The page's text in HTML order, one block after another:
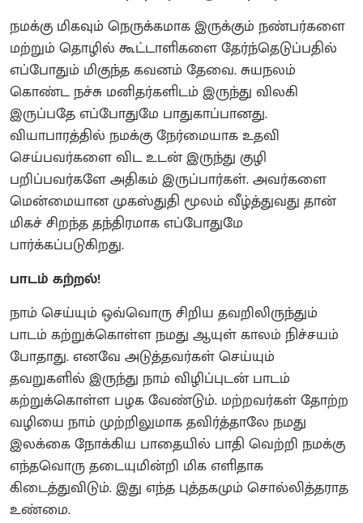
நமக்கு மிகவும் நெருக்கமாக இருக்கும் நண்பர்களை
மற்றும் தொழில் கூட்டாளிகளை தேர்ந்தெடுப்பதில்
எப்போதும் மிகுந்த கவனம் தேவை. சுயநலம்
கொண்ட நச்சு மனிதர்களிடம் இருந்து விலகி
இருப்பதே எப்போதுமே பாதுகாப்பானது.
வியாபாரத்தில் நமக்கு நேர்மையாக உதவி
செய்பவர்களை விட உடன் இருந்து குழி
பறிப்பவர்களே அதிகம் இருப்பார்கள். அவர்களை
மென்மையான முகஸ்துதி மூலம் வீழ்த்துவது தான்
மிகச் சிறந்த தந்திரமாக எப்போதுமே
பார்க்கப்படுகிறது.
பாடம் கற்றல்!
நாம் செய்யும் ஒவ்வொரு சிறிய தவறிலிருந்தும்
பாடம் கற்றுக்கொள்ள நமது ஆயுள் காலம் நிச்சயம்
போதாது. எனவே அடுத்தவர்கள் செய்யும்
தவறுகளில் இருந்து நாம் விழிப்புடன் பாடம்
கற்றுக்கொள்ள பழக வேண்டும். மற்றவர்கள் தோற்ற
வழியை நாம் முற்றிலுமாக தவிர்த்தாலே நமது
இலக்கை நோக்கிய பாதையில் பாதி வெற்றி நமக்கு
எந்தவொரு தடையுமின்றி மிக எளிதாக
கிடைத்துவிடும். இது எந்த புத்தகமும் சொல்லித்தராத
உண்மை.